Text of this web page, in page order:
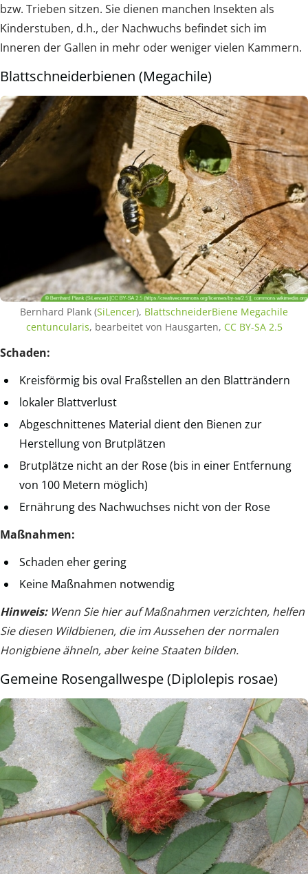
bzw. Trieben sitzen. Sie dienen manchen Insekten als
Kinderstuben, d.h., der Nachwuchs befindet sich im
Inneren der Gallen in mehr oder weniger vielen Kammern.
Blattschneiderbienen (Megachile)
Bernhard Plank (SiLencer), BlattschneiderBiene Megachile
centuncularis, bearbeitet von Hausgarten, CC BY-SA 2.5
Schaden:
Kreisförmig bis oval Fraßstellen an den Blatträndern
lokaler Blattverlust
Abgeschnittenes Material dient den Bienen zur
Herstellung von Brutplätzen
Brutplätze nicht an der Rose (bis in einer Entfernung
von 100 Metern möglich)
Ernährung des Nachwuchses nicht von der Rose
Maßnahmen:
Schaden eher gering
Keine Maßnahmen notwendig
Hinweis:Wenn Sie hier auf Maßnahmen verzichten, helfen
Sie diesen Wildbienen, die im Aussehen der normalen
Honigbiene ähneln, aber keine Staaten bilden.
Gemeine Rosengallwespe (Diplolepis rosae)